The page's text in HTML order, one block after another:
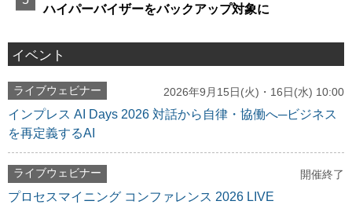
ハイパーバイザーをバックアップ対象に
イベント
ライブウェビナー 2026年9月15日(火)・16日(水) 10:00
インプレス AI Days 2026 対話から自律・協働へ─ビジネス
を再定義するAI
ライブウェビナー 開催終了
プロセスマイニング コンファレンス 2026 LIVE